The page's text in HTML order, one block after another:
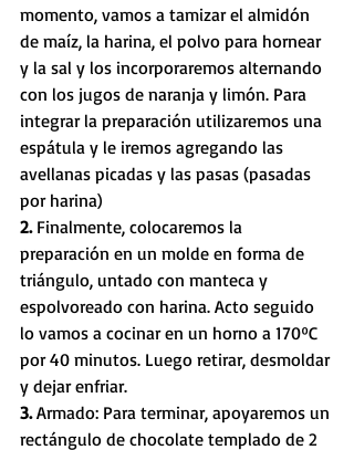
momento, vamos a tamizar el almidón
de maíz, la harina, el polvo para hornear
y la sal y los incorporaremos alternando
con los jugos de naranja y limón. Para
integrar la preparación utilizaremos una
espátula y le iremos agregando las
avellanas picadas y las pasas (pasadas
por harina)
2. Finalmente, colocaremos la
preparación en un molde en forma de
triángulo, untado con manteca y
espolvoreado con harina. Acto seguido
lo vamos a cocinar en un horno a 170ºC
por 40 minutos. Luego retirar, desmoldar
y dejar enfriar.
3. Armado: Para terminar, apoyaremos un
rectángulo de chocolate templado de 2